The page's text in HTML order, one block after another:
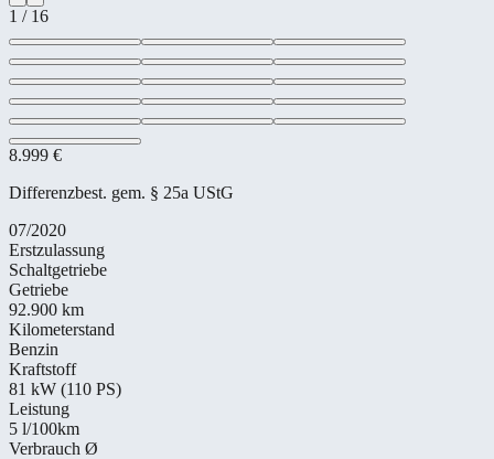
1 / 16
8.999 €
Differenzbest. gem. § 25a UStG
07/2020
Erstzulassung
Schaltgetriebe
Getriebe
92.900 km
Kilometerstand
Benzin
Kraftstoff
81 kW (110 PS)
Leistung
5 l/100km
Verbrauch Ø